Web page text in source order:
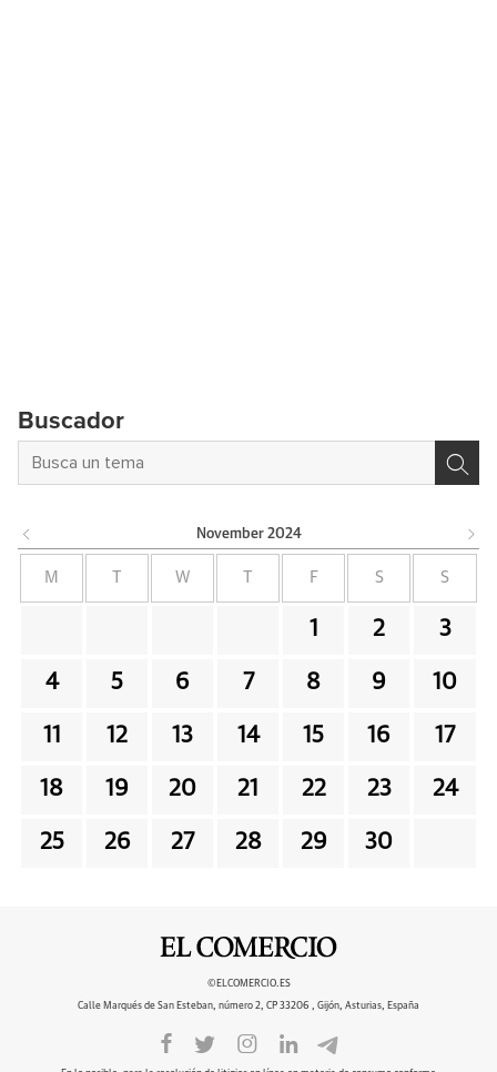
Buscador
November 2024
M W F S S
1 2 3
4 5 6 7 8 9 10
11 12 13 14 15 16 17
18 19 20 21 22 23 24
25 26 27 28 29 30
©ELCOMERCIO.ES
Calle Marqués de San Esteban, número 2, CP 33206 , Gijón, Asturias, España